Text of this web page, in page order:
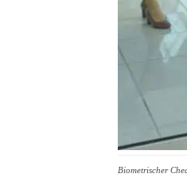
Biometrischer